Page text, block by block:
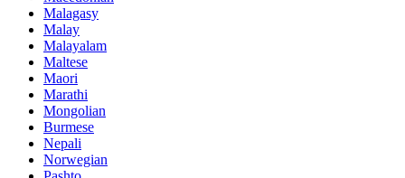
Malagasy
Malay
Malayalam
Maltese
Maori
Marathi
Mongolian
Burmese
Nepali
Norwegian